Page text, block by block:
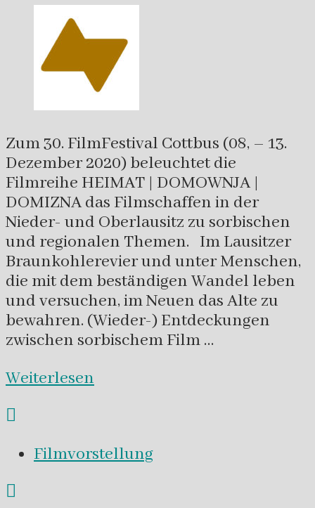
Zum 30. FilmFestival Cottbus (08, – 13.
Dezember 2020) beleuchtet die
Filmreihe HEIMAT | DOMOWNJA |
DOMIZNA das Filmschaffen in der
Nieder- und Oberlausitz zu sorbischen
und regionalen Themen. Im Lausitzer
Braunkohlerevier und unter Menschen,
die mit dem beständigen Wandel leben
und versuchen, im Neuen das Alte zu
bewahren. (Wieder-) Entdeckungen
zwischen sorbischem Film …
Weiterlesen
Filmvorstellung